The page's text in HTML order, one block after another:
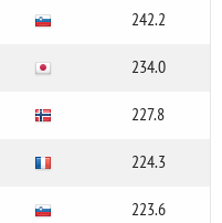
242.2
234.0
227.8
224.3
223.6